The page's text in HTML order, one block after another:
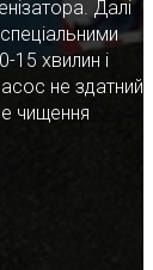
Далі
15 хвилин і
не здатний
чищення